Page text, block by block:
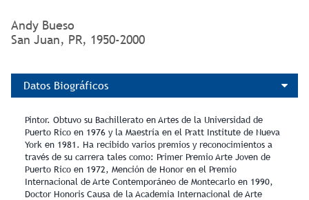
Andy Bueso
San Juan, PR, 1950-2000
Datos Biográficos
Pintor. Obtuvo su Bachillerato en Artes de la Universidad de
Puerto Rico en 1976 y la Maestría en el Pratt Institute de Nueva
York en 1981. Ha recibido varios premios y reconocimientos a
través de su carrera tales como: Primer Premio Arte Joven de
Puerto Rico en 1972, Mención de Honor en el Premio
Internacional de Arte Contemporáneo de Montecarlo en 1990,
Doctor Honoris Causa de la Academia Internacional de Arte